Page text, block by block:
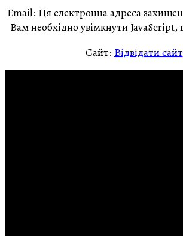
Email: Ця електронна адреса
Вам необхідно увімкнути JavaScript,
Сайт: Відвідати сайт